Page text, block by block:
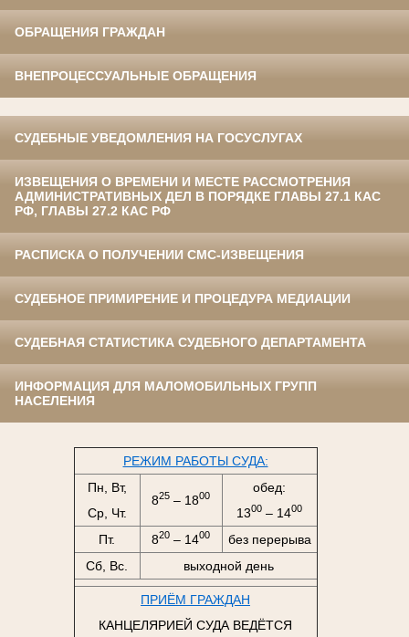
ОБРАЩЕНИЯ ГРАЖДАН
ВНЕПРОЦЕССУАЛЬНЫЕ ОБРАЩЕНИЯ
СУДЕБНЫЕ УВЕДОМЛЕНИЯ НА ГОСУСЛУГАХ
ИЗВЕЩЕНИЯ О ВРЕМЕНИ И МЕСТЕ РАССМОТРЕНИЯ
АДМИНИСТРАТИВНЫХ ДЕЛ В ПОРЯДКЕ ГЛАВЫ 27.1 КАС
РФ, ГЛАВЫ 27.2 КАС РФ
РАСПИСКА О ПОЛУЧЕНИИ СМС-ИЗВЕЩЕНИЯ
СУДЕБНОЕ ПРИМИРЕНИЕ И ПРОЦЕДУРА МЕДИАЦИИ
СУДЕБНАЯ СТАТИСТИКА СУДЕБНОГО ДЕПАРТАМЕНТА
ИНФОРМАЦИЯ ДЛЯ МАЛОМОБИЛЬНЫХ ГРУПП
НАСЕЛЕНИЯ
РЕЖИМ РАБОТЫ СУДА:
Пн, Вт,
Ср, Чт.
825 – 1800
обед:
1300 – 1400
Пт. 820 – 1400
без перерыва
Сб, Вс.
выходной день
ПРИЁМ ГРАЖДАН
КАНЦЕЛЯРИЕЙ СУДА ВЕДЁТСЯ